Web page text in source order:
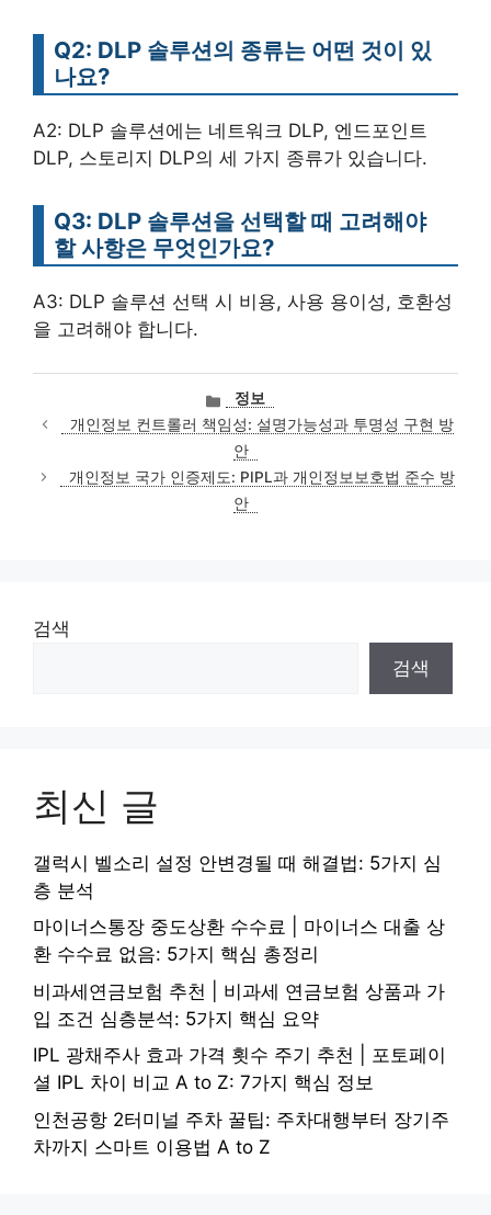
Q2: DLP 솔루션의 종류는 어떤 것이 있
나요?
A2: DLP 솔루션에는 네트워크 DLP, 엔드포인트
DLP, 스토리지 DLP의 세 가지 종류가 있습니다.
Q3: DLP 솔루션을 선택할 때 고려해야
할 사항은 무엇인가요?
A3: DLP 솔루션 선택 시 비용, 사용 용이성, 호환성
을 고려해야 합니다.
카
테
고
리
정보
개인정보 컨트롤러 책임성: 설명가능성과 투명성 구현 방
안
개인정보 국가 인증제도: PIPL과 개인정보보호법 준수 방
안
검색
검색
최신 글
갤럭시 벨소리 설정 안변경될 때 해결법: 5가지 심
층 분석
마이너스통장 중도상환 수수료 | 마이너스 대출 상
환 수수료 없음: 5가지 핵심 총정리
비과세연금보험 추천 | 비과세 연금보험 상품과 가
입 조건 심층분석: 5가지 핵심 요약
IPL 광채주사 효과 가격 횟수 주기 추천 | 포토페이
셜 IPL 차이 비교 A to Z: 7가지 핵심 정보
인천공항 2터미널 주차 꿀팁: 주차대행부터 장기주
차까지 스마트 이용법 A to Z